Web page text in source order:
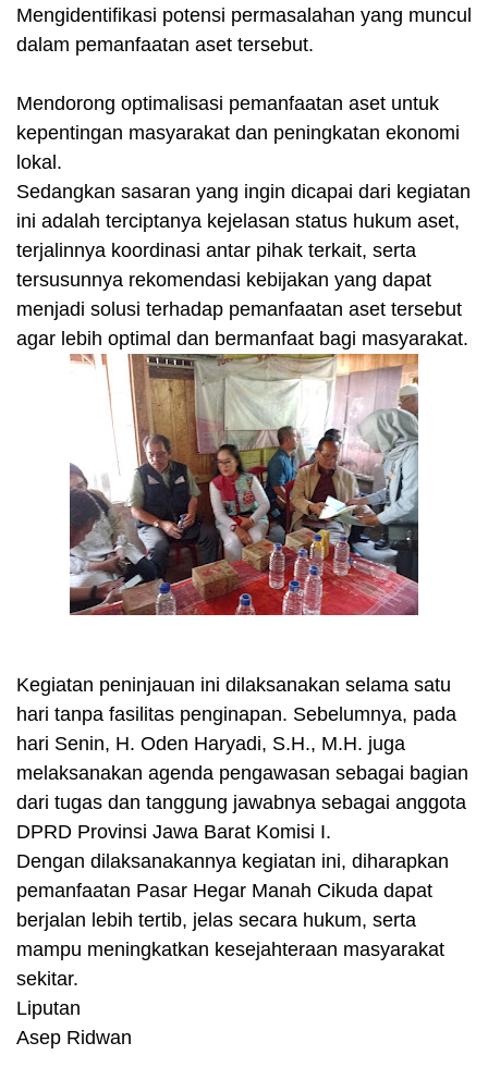
Mengidentifikasi potensi permasalahan yang muncul
dalam pemanfaatan aset tersebut.
Mendorong optimalisasi pemanfaatan aset untuk
kepentingan masyarakat dan peningkatan ekonomi
lokal.
Sedangkan sasaran yang ingin dicapai dari kegiatan
ini adalah terciptanya kejelasan status hukum aset,
terjalinnya koordinasi antar pihak terkait, serta
tersusunnya rekomendasi kebijakan yang dapat
menjadi solusi terhadap pemanfaatan aset tersebut
agar lebih optimal dan bermanfaat bagi masyarakat.
Kegiatan peninjauan ini dilaksanakan selama satu
hari tanpa fasilitas penginapan. Sebelumnya, pada
hari Senin, H. Oden Haryadi, S.H., M.H. juga
melaksanakan agenda pengawasan sebagai bagian
dari tugas dan tanggung jawabnya sebagai anggota
DPRD Provinsi Jawa Barat Komisi I.
Dengan dilaksanakannya kegiatan ini, diharapkan
pemanfaatan Pasar Hegar Manah Cikuda dapat
berjalan lebih tertib, jelas secara hukum, serta
mampu meningkatkan kesejahteraan masyarakat
sekitar.
Liputan
Asep Ridwan